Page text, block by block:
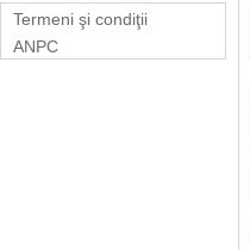
Termeni şi condiţii
ANPC